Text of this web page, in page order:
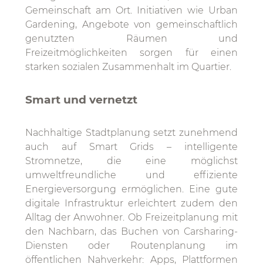
Gemeinschaft am Ort. Initiativen wie Urban
Gardening, Angebote von gemeinschaftlich
genutzten Räumen und
Freizeitmöglichkeiten sorgen für einen
starken sozialen Zusammenhalt im Quartier.
Smart und vernetzt
Nachhaltige Stadtplanung setzt zunehmend
auch auf Smart Grids – intelligente
Stromnetze, die eine möglichst
umweltfreundliche und effiziente
Energieversorgung ermöglichen. Eine gute
digitale Infrastruktur erleichtert zudem den
Alltag der Anwohner. Ob Freizeitplanung mit
den Nachbarn, das Buchen von Carsharing-
Diensten oder Routenplanung im
öffentlichen Nahverkehr: Apps, Plattformen